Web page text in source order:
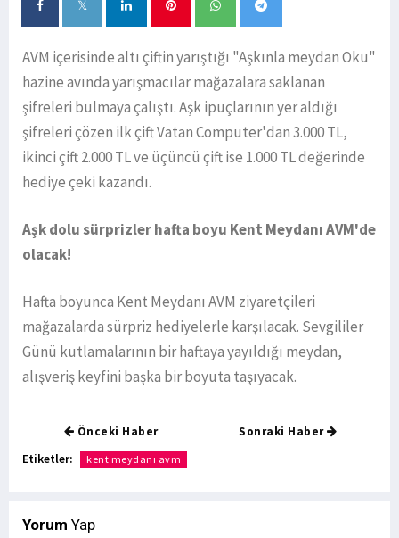
AVM içerisinde altı çiftin yarıştığı "Aşkınla meydan Oku"
hazine avında yarışmacılar mağazalara saklanan
şifreleri bulmaya çalıştı. Aşk ipuçlarının yer aldığı
şifreleri çözen ilk çift Vatan Computer'dan 3.000 TL,
ikinci çift 2.000 TL ve üçüncü çift ise 1.000 TL değerinde
hediye çeki kazandı.
Aşk dolu sürprizler hafta boyu Kent Meydanı AVM'de
olacak!
Hafta boyunca Kent Meydanı AVM ziyaretçileri
mağazalarda sürpriz hediyelerle karşılacak. Sevgililer
Günü kutlamalarının bir haftaya yayıldığı meydan,
alışveriş keyfini başka bir boyuta taşıyacak.
Önceki Haber Sonraki Haber
Etiketler: kent meydanı avm
Yorum Yap